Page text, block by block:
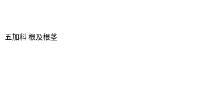
五加科 根及根茎